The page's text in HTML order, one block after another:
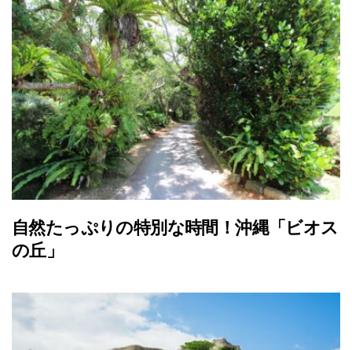
自然たっぷりの特別な時間！沖縄「ビオス
の丘」